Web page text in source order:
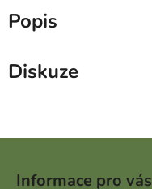
Popis
Diskuze
Informace pro vás